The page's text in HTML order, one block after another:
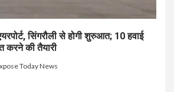
सिंगरौली से होगी शुरुआत; 10 हवाई
करने की तैयारी
Today News